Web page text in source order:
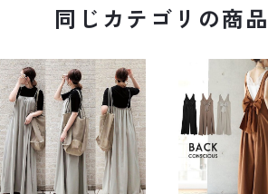
同じカテゴリの商品